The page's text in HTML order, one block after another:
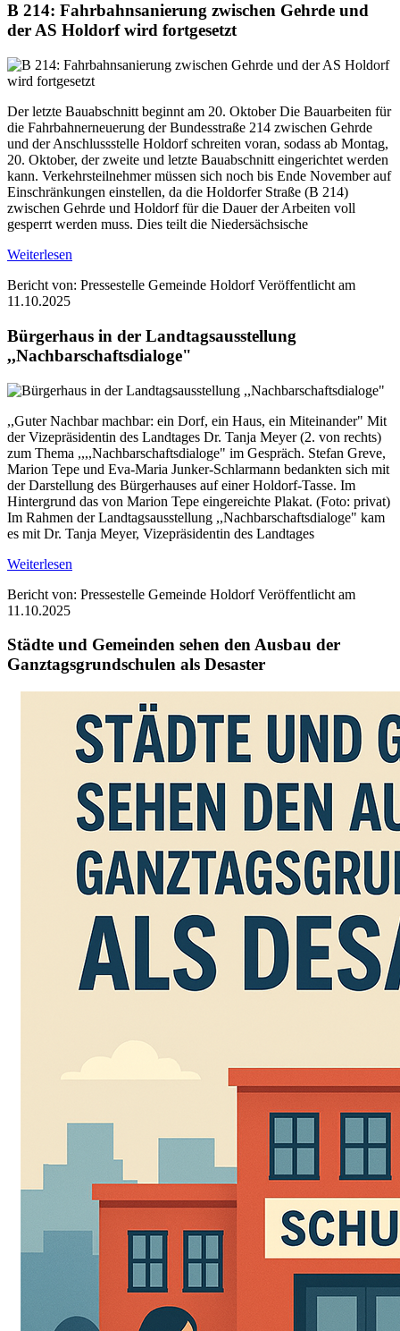
B 214: Fahrbahnsanierung zwischen Gehrde und
der AS Holdorf wird fortgesetzt
Der letzte Bauabschnitt beginnt am 20. Oktober Die Bauarbeiten für
die Fahrbahnerneuerung der Bundesstraße 214 zwischen Gehrde
und der Anschlussstelle Holdorf schreiten voran, sodass ab Montag,
20. Oktober, der zweite und letzte Bauabschnitt eingerichtet werden
kann. Verkehrsteilnehmer müssen sich noch bis Ende November auf
Einschränkungen einstellen, da die Holdorfer Straße (B 214)
zwischen Gehrde und Holdorf für die Dauer der Arbeiten voll
gesperrt werden muss. Dies teilt die Niedersächsische
Weiterlesen
Bericht von: Pressestelle Gemeinde Holdorf Veröffentlicht am
11.10.2025
Bürgerhaus in der Landtagsausstellung
,,Nachbarschaftsdialoge"
,,Guter Nachbar machbar: ein Dorf, ein Haus, ein Miteinander" Mit
der Vizepräsidentin des Landtages Dr. Tanja Meyer (2. von rechts)
zum Thema ,,,,Nachbarschaftsdialoge" im Gespräch. Stefan Greve,
Marion Tepe und Eva-Maria Junker-Schlarmann bedankten sich mit
der Darstellung des Bürgerhauses auf einer Holdorf-Tasse. Im
Hintergrund das von Marion Tepe eingereichte Plakat. (Foto: privat)
Im Rahmen der Landtagsausstellung ,,Nachbarschaftsdialoge" kam
es mit Dr. Tanja Meyer, Vizepräsidentin des Landtages
Weiterlesen
Bericht von: Pressestelle Gemeinde Holdorf Veröffentlicht am
11.10.2025
Städte und Gemeinden sehen den Ausbau der
Ganztagsgrundschulen als Desaster